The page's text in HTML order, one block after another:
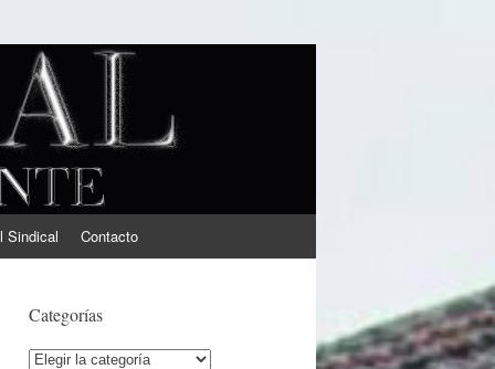
Sindical Contacto
Categorías
Categorías